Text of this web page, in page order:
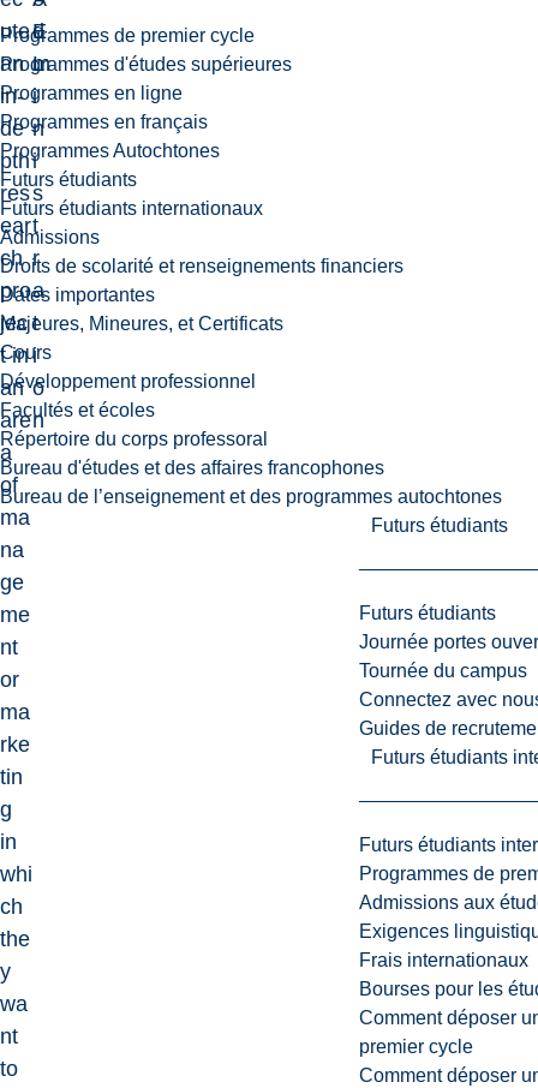
Programmes de premier cycle
Programmes d'études supérieures
Programmes en ligne
Programmes en français
Programmes Autochtones
Futurs étudiants
Futurs étudiants internationaux
Admissions
Droits de scolarité et renseignements financiers
Dates importantes
Majeures, Mineures, et Certificats
Cours
Développement professionnel
Facultés et écoles
Répertoire du corps professoral
Bureau d'études et des affaires francophones
Bureau de l’enseignement et des programmes autochtones
Futurs étudiants
Futurs étudiants
Journée portes
Tournée du campus
Connectez avec
Guides de
Futurs étudiants
Futurs étudiants
Programmes de
Admissions aux
Exigences
Frais internationaux
Bourses pour les
Comment déposer
premier cycle
Comment déposer
ute
an
in-
de
pth
res
ear
ch
pro
jec
t in
an
are
a
of
ma
na
ge
me
nt
or
ma
rke
tin
g
in
whi
ch
the
y
wa
nt
to
E
L
d
m
i
n
i
s
t
r
a
t
i
o
n